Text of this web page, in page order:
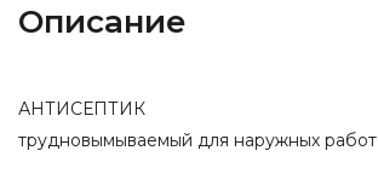
Описание
АНТИСЕПТИК
трудновымываемый для наружных работ